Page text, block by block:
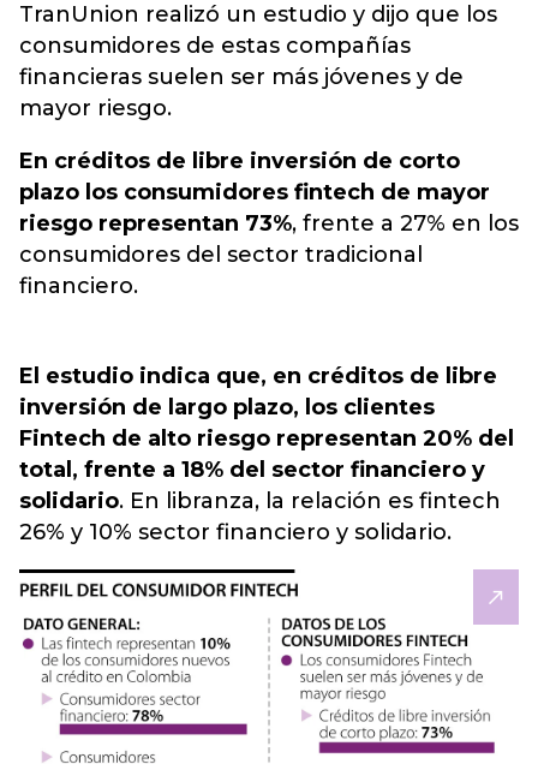
TranUnion realizó un estudio y dijo que los
consumidores de estas compañías
financieras suelen ser más jóvenes y de
mayor riesgo.
En créditos de libre inversión de corto
plazo los consumidores fintech de mayor
riesgo representan 73%, frente a 27% en los
consumidores del sector tradicional
financiero.
El estudio indica que, en créditos de libre
inversión de largo plazo, los clientes
Fintech de alto riesgo representan 20% del
total, frente a 18% del sector financiero y
solidario. En libranza, la relación es fintech
26% y 10% sector financiero y solidario.